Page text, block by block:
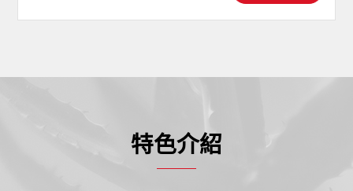
特色介紹